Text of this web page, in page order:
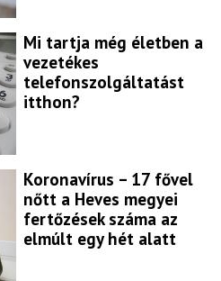
Mi tartja még életben a
vezetékes
telefonszolgáltatást
itthon?
Koronavírus – 17 fővel
nőtt a Heves megyei
fertőzések száma az
elmúlt egy hét alatt